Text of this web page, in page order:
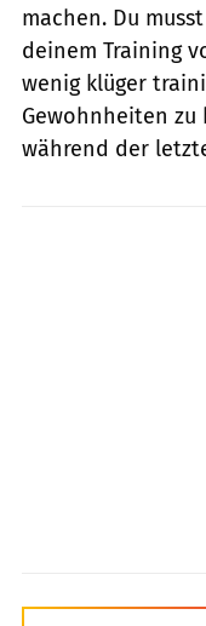
machen. Du
deinem Training
wenig klüger
Gewohnheiten
während der